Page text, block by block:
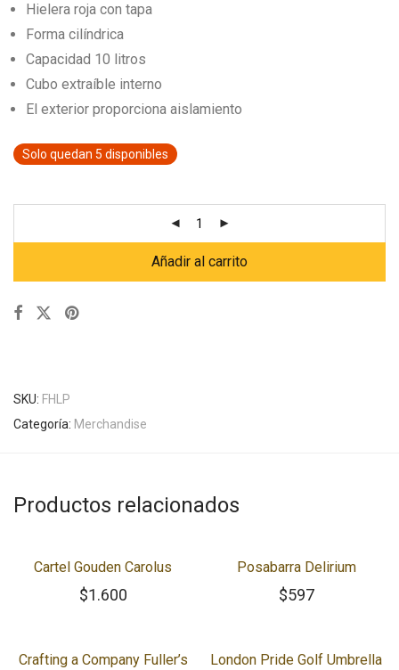
Hielera roja con tapa
Forma cilíndrica
Capacidad 10 litros
Cubo extraíble interno
El exterior proporciona aislamiento
Solo quedan 5 disponibles
Añadir al carrito
SKU: FHLP
Categoría: Merchandise
Productos relacionados
Cartel Gouden Carolus
$1.600
Posabarra Delirium
$597
Crafting a Company Fuller’s
London Pride Golf Umbrella